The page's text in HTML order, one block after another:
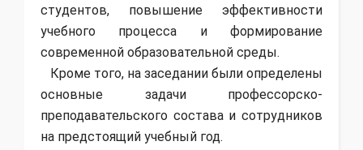
студентов, повышение эффективности
учебного процесса и формирование
современной образовательной среды.
Кроме того, на заседании были определены
основные задачи профессорско-
преподавательского состава и сотрудников
на предстоящий учебный год.